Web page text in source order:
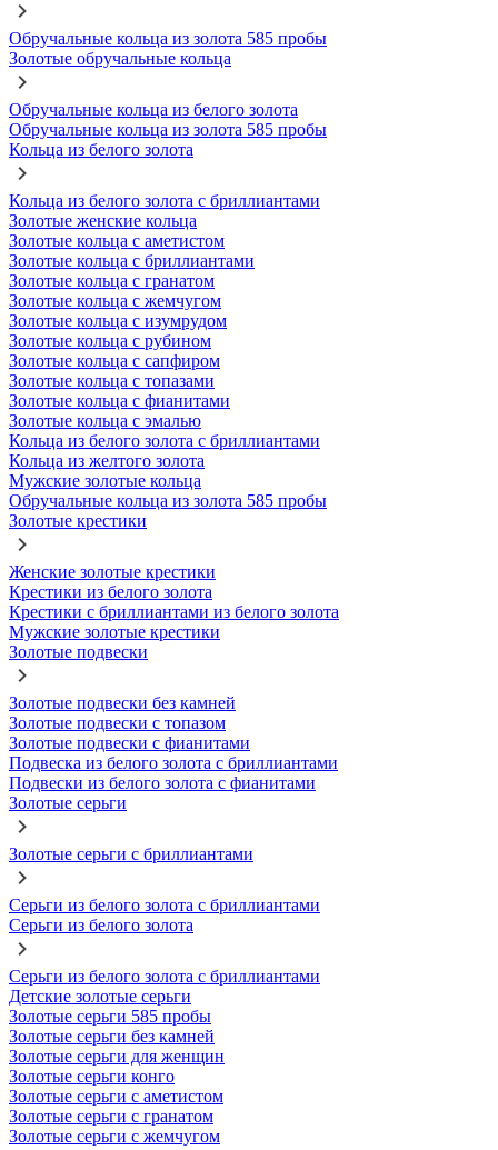
Обручальные кольца из золота 585 пробы
Золотые обручальные кольца
Обручальные кольца из белого золота
Обручальные кольца из золота 585 пробы
Кольца из белого золота
Кольца из белого золота с бриллиантами
Золотые женские кольца
Золотые кольца с аметистом
Золотые кольца с бриллиантами
Золотые кольца с гранатом
Золотые кольца с жемчугом
Золотые кольца с изумрудом
Золотые кольца с рубином
Золотые кольца с сапфиром
Золотые кольца с топазами
Золотые кольца с фианитами
Золотые кольца с эмалью
Кольца из белого золота с бриллиантами
Кольца из желтого золота
Мужские золотые кольца
Обручальные кольца из золота 585 пробы
Золотые крестики
Женские золотые крестики
Крестики из белого золота
Крестики с бриллиантами из белого золота
Мужские золотые крестики
Золотые подвески
Золотые подвески без камней
Золотые подвески с топазом
Золотые подвески с фианитами
Подвеска из белого золота с бриллиантами
Подвески из белого золота с фианитами
Золотые серьги
Золотые серьги с бриллиантами
Серьги из белого золота с бриллиантами
Серьги из белого золота
Серьги из белого золота с бриллиантами
Детские золотые серьги
Золотые серьги 585 пробы
Золотые серьги без камней
Золотые серьги для женщин
Золотые серьги конго
Золотые серьги с аметистом
Золотые серьги с гранатом
Золотые серьги с жемчугом